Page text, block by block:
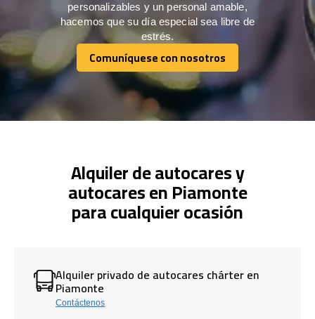
personalizables y un personal amable,
hacemos que su día especial sea libre de
estrés.
Comuníquese con nosotros
Comuníquese con nosotros
Alquiler de autocares y
autocares en Piamonte
para cualquier ocasión
Alquiler privado de autocares chárter en
Piamonte
Contáctenos